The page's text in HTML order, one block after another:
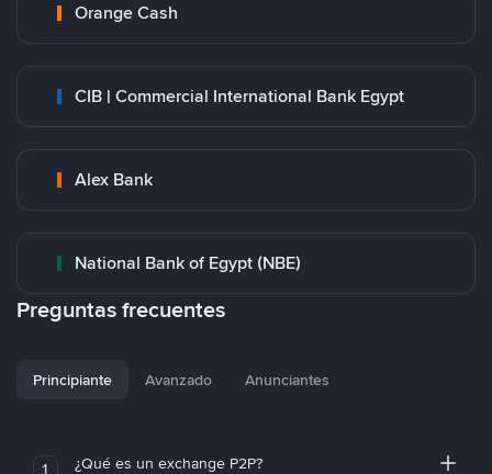
Orange Cash
CIB | Commercial International Bank Egypt
Alex Bank
National Bank of Egypt (NBE)
Preguntas frecuentes
Principiante Avanzado Anunciantes
1 ¿Qué es un exchange P2P?